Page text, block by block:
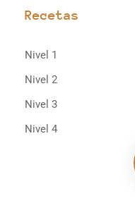
Recetas
Nivel 1
Nivel 2
Nivel 3
Nivel 4